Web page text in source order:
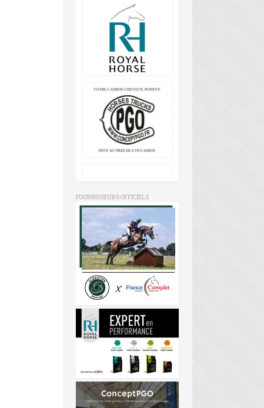
FOURNISSEURS OFFICIELS